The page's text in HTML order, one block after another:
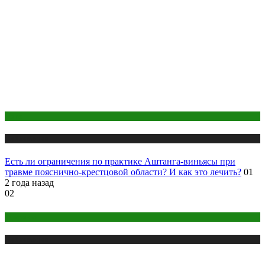
Есть ли ограничения по практике Аштанга-виньясы при
травме пояснично-крестцовой области? И как это лечить? 01
2 года назад
02